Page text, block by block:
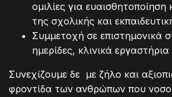
ομιλίες για
της σχολικής και
Συμμετοχή σε επιστημονικά
ημερίδες, κλινικά
Συνεχίζουμε δε με ζήλο και
φροντίδα των ανθρώπων που